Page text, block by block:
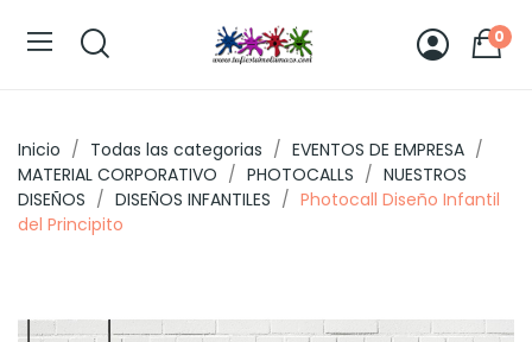
0
Inicio Todas las categorias
EVENTOS DE EMPRESA
MATERIAL CORPORATIVO
PHOTOCALLS
NUESTROS
DISEÑOS
DISEÑOS INFANTILES
Photocall Diseño Infantil
del Principito